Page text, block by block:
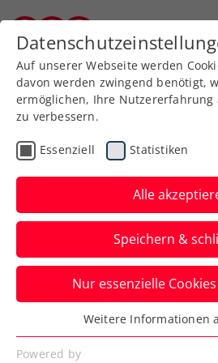
Zurück zur Newsübersicht
Pickleball
Triumph für
Kraus bei
– Die Tennis-
Im Rollstuhltennis
Auf unserer Webseite werden
davon werden zwingend benötigt,
ermöglichen, Ihre Nutzererfahrung
zu verbessern.
Essenziell Statistiken
Alle
Speichern &
Nur essenzielle
Essenziell
Essenzielle Cookies werden für
Weitere Informationen
Powered by